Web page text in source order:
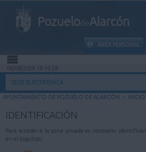
PozuelodeAlarcón
ÁREA PERSONAL
INICIO
MI CARPETA
08/08/2026 10:10:28
SEDE ELECTRÓNICA
AYUNTAMIENTO DE POZUELO DE ALARCÓN > INICIO
IDENTIFICACIÓN
Para acceder a la zona privada es necesario
en el logotipo.